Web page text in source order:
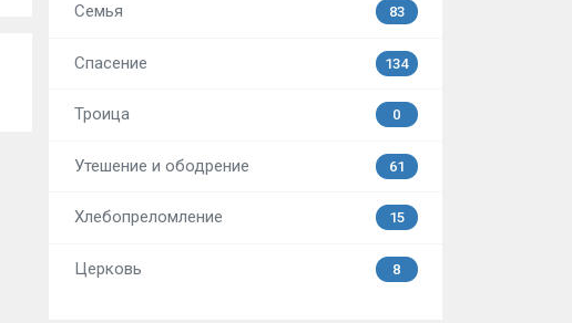
Семья 83
Спасение 134
Троица 0
Утешение и ободрение 61
Хлебопреломление 15
Церковь 8